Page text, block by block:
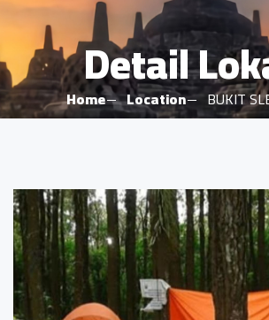
Detail
Home Location BUKIT